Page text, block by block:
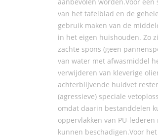
van het tafelblad en de
gebruik maken van de
in het eigen huishouden. Zo
zachte spons (geen
van water met afwasmiddel
verwijderen van kleverige
achterblijvende huidvet
(agressieve) speciale
omdat daarin bestanddelen
oppervlakken van PU-lederen
kunnen beschadigen.Voor